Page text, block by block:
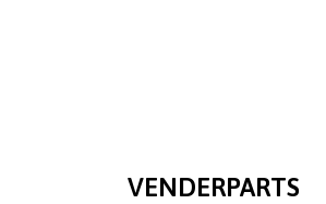
VENDERPARTS